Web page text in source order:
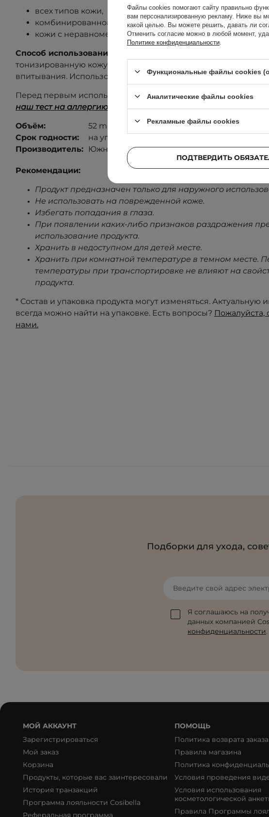
всех типов кожи,
комбинированной кожи,
кожи с неравномерной текстурой и расширенными
Способ использования:
тонизированную кожу лица, похлопывая кончиками пальцев
впитывания. Использовать утром и/или вечером.
Перед первым использованием выполните тест на аллергию.
наш тест на аллергию , чтобы узнать больше.
Объём:
52 ml
Срок годности:
на упаковке.
Производитель:
Южная Корея.
Рекомендации:
Продукт предназначен только для наружного
Не использовать на поврежденной коже.
Избегать попадания в глаза.
При появлении каких-либо признаков раздражения
использование продукта.
Хранить в недоступном для детей месте.
Хранить при комнатной температуре в темном месте.
температуры при транспортировке не влияют на
продукта.
* Состав и упаковка продукта могут изменяться.
всегда можно найти на упаковке. Есть вопросы? Пожалуйста,
нами.
Подборки для ухода,
Введите свой адрес
Я соглашаюсь на
данных компанией
конфиденциальности.
МОЙ АККАУНТ
Зарегистрироваться
Мой заказ
Корзина
Продукты, которые вас заинтересовали
История транзакций
Программа лояльности Cosibella
Реферальная программа
ПОМОЩЬ
Политика возврата заказа
Правила магазина
Политика
Условия проведения
Условия использования
косметологической
Правила Программы
Файлы cookies помогают сайту правильно
вам персонализированную рекламу. Ниже вы
какой целью. Вы можете решить, давать ли
Отменить согласие можно в любой момент,
Политике конфиденциальности
Функциональные файлы cookies
Аналитические файлы cookies
Рекламные файлы cookies
ПОДТВЕРДИТЬ